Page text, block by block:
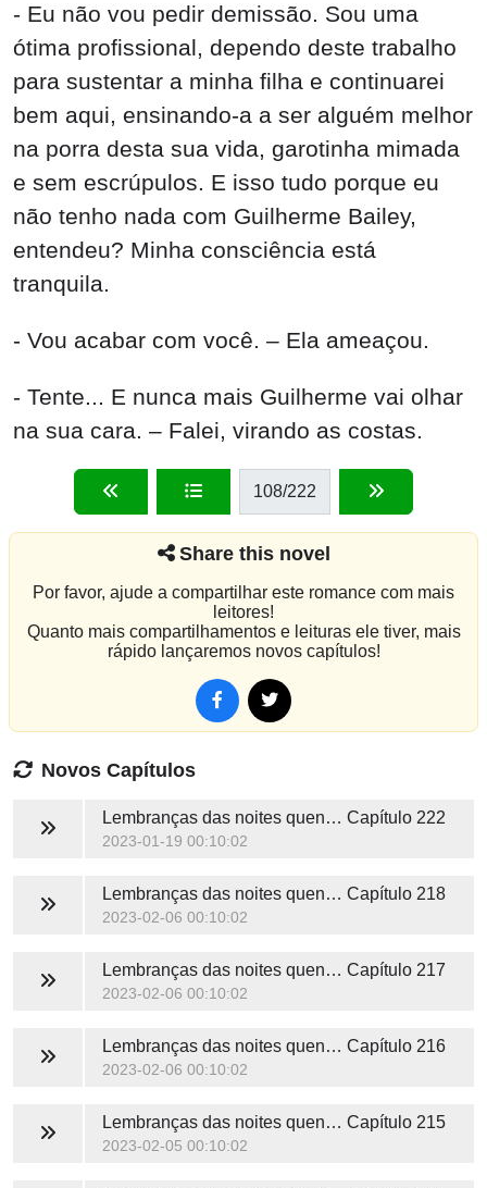
- Eu não vou pedir demissão. Sou uma
ótima profissional, dependo deste trabalho
para sustentar a minha filha e continuarei
bem aqui, ensinando-a a ser alguém melhor
na porra desta sua vida, garotinha mimada
e sem escrúpulos. E isso tudo porque eu
não tenho nada com Guilherme Bailey,
entendeu? Minha consciência está
tranquila.
- Vou acabar com você. – Ela ameaçou.
- Tente... E nunca mais Guilherme vai olhar
na sua cara. – Falei, virando as costas.
108/222
Share this novel
Por favor, ajude a compartilhar este romance com mais
leitores!
Quanto mais compartilhamentos e leituras ele tiver, mais
rápido lançaremos novos capítulos!
Novos Capítulos
Lembranças das noites quentes de verão Capítulo 222
2023-01-19 00:10:02
Lembranças das noites quentes de verão Capítulo 218
2023-02-06 00:10:02
Lembranças das noites quentes de verão Capítulo 217
2023-02-06 00:10:02
Lembranças das noites quentes de verão Capítulo 216
2023-02-06 00:10:02
Lembranças das noites quentes de verão Capítulo 215
2023-02-05 00:10:02